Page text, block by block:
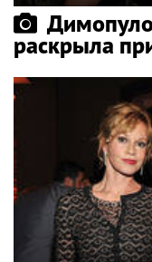
раскрыла